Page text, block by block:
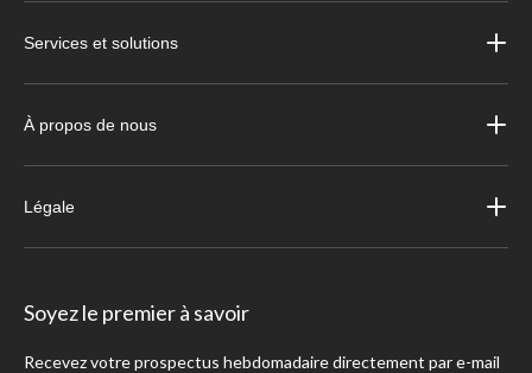
Services et solutions
À propos de nous
Légale
Soyez le premier à savoir
Recevez votre prospectus hebdomadaire directement par e-mail